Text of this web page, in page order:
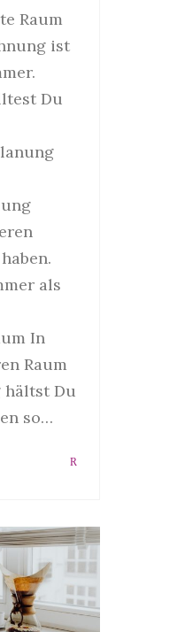
Raum
ist
Du
als
In
Raum
hältst Du
so…